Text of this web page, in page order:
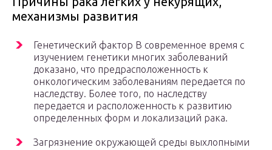
механизмы развития
Генетический фактор В современное время с
изучением генетики многих заболеваний
доказано, что предрасположенность к
онкологическим заболеваниям передается по
наследству. Более того, по наследству
передается и расположенность к развитию
определенных форм и локализаций рака.
Загрязнение окружающей среды выхлопными